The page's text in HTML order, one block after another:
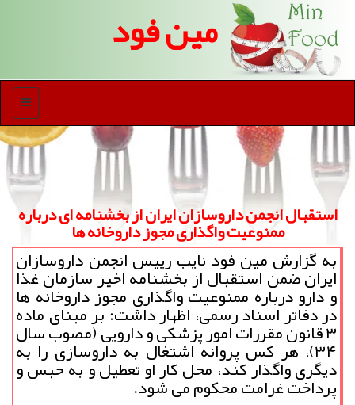
مین فود
منو
استقبال انجمن داروسازان ایران از بخشنامه ای درباره
ممنوعیت واگذاری مجوز داروخانه ها
به گزارش مین فود نایب رییس انجمن داروسازان
ایران ضمن استقبال از بخشنامه اخیر سازمان غذا
و دارو درباره ممنوعیت واگذاری مجوز داروخانه ها
در دفاتر اسناد رسمی، اظهار داشت: بر مبنای ماده
۳ قانون مقررات امور پزشكی و دارویی (مصوب سال
۳۴)، هر كس پروانه اشتغال به داروسازی را به
دیگری واگذار كند، محل كار او تعطیل و به حبس و
پرداخت غرامت محكوم می شود.